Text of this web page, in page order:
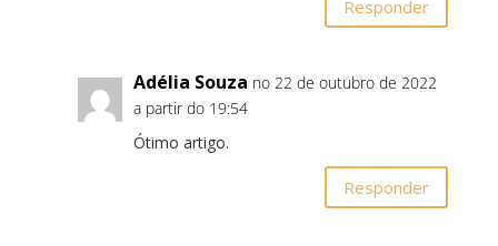
Responder
Adélia Souza no 22 de outubro de 2022
a partir do 19:54
Ótimo artigo.
Responder